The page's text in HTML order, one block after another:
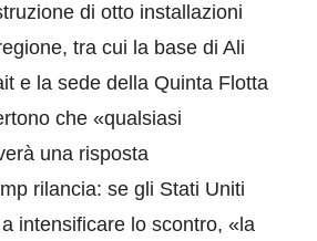
di otto installazioni
tra cui la base di Ali
e la sede della Quinta Flotta
che «qualsiasi
una risposta
rilancia: se gli Stati Uniti
intensificare lo scontro, «la